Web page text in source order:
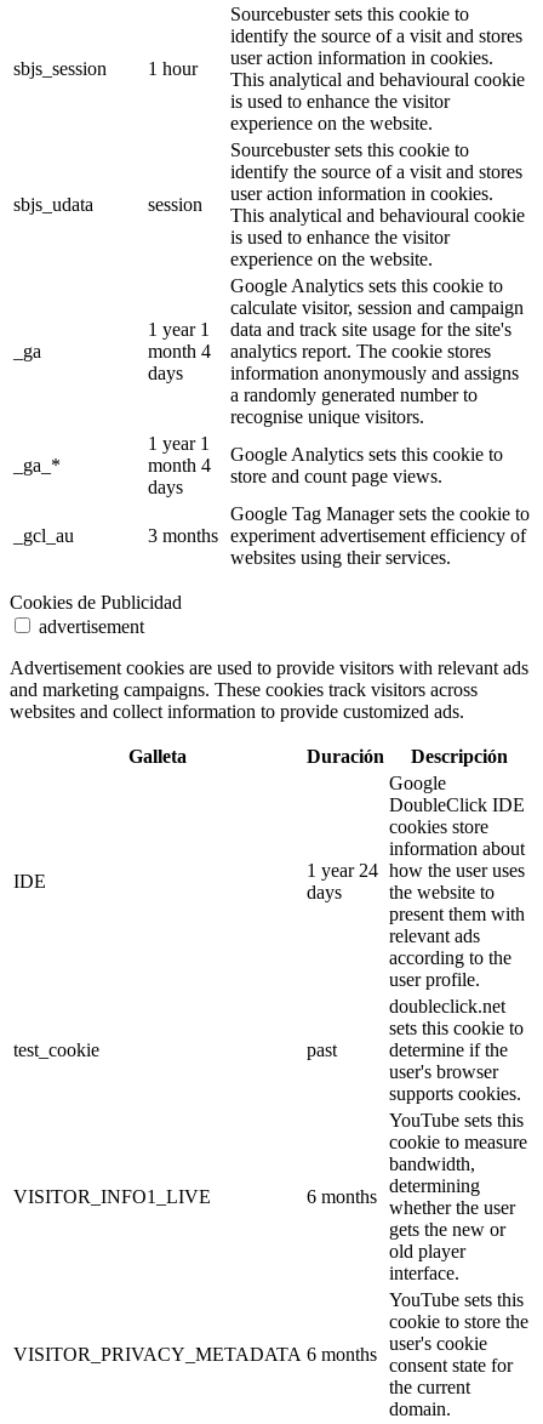
sbjs_session 1 hour
Sourcebuster sets this cookie to
identify the source of a visit and stores
user action information in cookies.
This analytical and behavioural cookie
is used to enhance the visitor
experience on the website.
sbjs_udata session
Sourcebuster sets this cookie to
identify the source of a visit and stores
user action information in cookies.
This analytical and behavioural cookie
is used to enhance the visitor
experience on the website.
_ga
1 year 1
month 4
days
Google Analytics sets this cookie to
calculate visitor, session and campaign
data and track site usage for the site's
analytics report. The cookie stores
information anonymously and assigns
a randomly generated number to
recognise unique visitors.
_ga_*
1 year 1
month 4
days
Google Analytics sets this cookie to
store and count page views.
_gcl_au 3 months
Google Tag Manager sets the cookie to
experiment advertisement efficiency of
websites using their services.
Cookies de Publicidad
advertisement
Advertisement cookies are used to provide visitors with relevant ads
and marketing campaigns. These cookies track visitors across
websites and collect information to provide customized ads.
Galleta Duración Descripción
IDE
1 year 24
days
Google
DoubleClick IDE
cookies store
information about
how the user uses
the website to
present them with
relevant ads
according to the
user profile.
test_cookie past
doubleclick.net
sets this cookie to
determine if the
user's browser
supports cookies.
VISITOR_INFO1_LIVE 6 months
YouTube sets this
cookie to measure
bandwidth,
determining
whether the user
gets the new or
old player
interface.
VISITOR_PRIVACY_METADATA 6 months
YouTube sets this
cookie to store the
user's cookie
consent state for
the current
domain.